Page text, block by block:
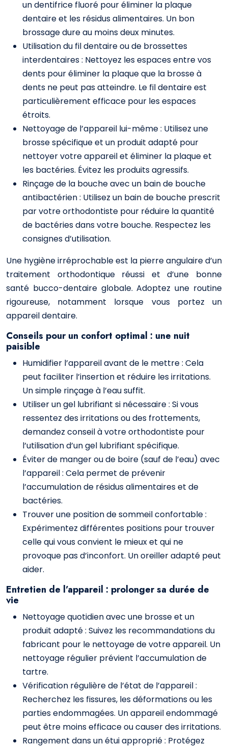
un dentifrice fluoré pour éliminer la plaque
dentaire et les résidus alimentaires. Un bon
brossage dure au moins deux minutes.
Utilisation du fil dentaire ou de brossettes
interdentaires : Nettoyez les espaces entre vos
dents pour éliminer la plaque que la brosse à
dents ne peut pas atteindre. Le fil dentaire est
particulièrement efficace pour les espaces
étroits.
Nettoyage de l’appareil lui-même : Utilisez une
brosse spécifique et un produit adapté pour
nettoyer votre appareil et éliminer la plaque et
les bactéries. Évitez les produits agressifs.
Rinçage de la bouche avec un bain de bouche
antibactérien : Utilisez un bain de bouche prescrit
par votre orthodontiste pour réduire la quantité
de bactéries dans votre bouche. Respectez les
consignes d’utilisation.
Une hygiène irréprochable est la pierre angulaire d’un
traitement orthodontique réussi et d’une bonne
santé bucco-dentaire globale. Adoptez une routine
rigoureuse, notamment lorsque vous portez un
appareil dentaire.
Conseils pour un confort optimal : une nuit
paisible
Humidifier l’appareil avant de le mettre : Cela
peut faciliter l’insertion et réduire les irritations.
Un simple rinçage à l’eau suffit.
Utiliser un gel lubrifiant si nécessaire : Si vous
ressentez des irritations ou des frottements,
demandez conseil à votre orthodontiste pour
l’utilisation d’un gel lubrifiant spécifique.
Éviter de manger ou de boire (sauf de l’eau) avec
l’appareil : Cela permet de prévenir
l’accumulation de résidus alimentaires et de
bactéries.
Trouver une position de sommeil confortable :
Expérimentez différentes positions pour trouver
celle qui vous convient le mieux et qui ne
provoque pas d’inconfort. Un oreiller adapté peut
aider.
Entretien de l’appareil : prolonger sa durée de
vie
Nettoyage quotidien avec une brosse et un
produit adapté : Suivez les recommandations du
fabricant pour le nettoyage de votre appareil. Un
nettoyage régulier prévient l’accumulation de
tartre.
Vérification régulière de l’état de l’appareil :
Recherchez les fissures, les déformations ou les
parties endommagées. Un appareil endommagé
peut être moins efficace ou causer des irritations.
Rangement dans un étui approprié : Protégez